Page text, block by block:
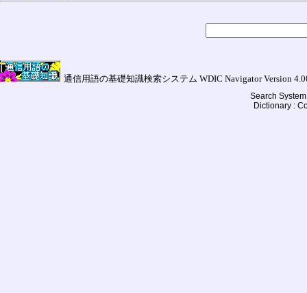
通信用語の基礎知識検索システム WDIC Navigator Version
Search
Dictionary :